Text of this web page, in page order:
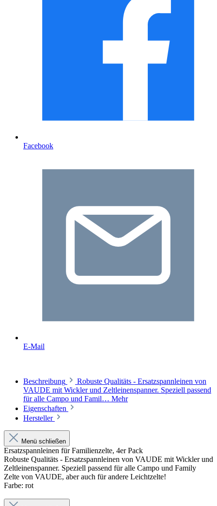
Facebook
E-Mail
Beschreibung
Robuste Qualitäts - Ersatzspannleinen von
VAUDE mit Wickler und Zeltleinenspanner. Speziell passend
für alle Campo und Famil… Mehr
Eigenschaften
Hersteller
Menü schließen
Ersatzspannleinen für Familienzelte, 4er Pack
Robuste Qualitäts - Ersatzspannleinen von VAUDE mit Wickler und
Zeltleinenspanner. Speziell passend für alle Campo und Family
Zelte von VAUDE, aber auch für andere Leichtzelte!
Farbe: rot